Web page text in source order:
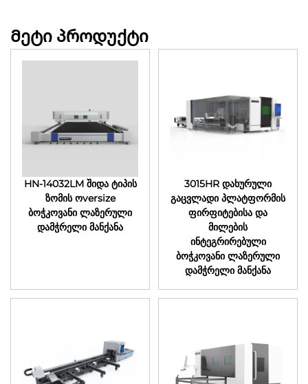
Მეტი პროდუქტი
HN-14032LM შიდა ტიპის
ზომის ოversize
ბოჭკოვანი ლაზერული
დამჭრელი მანქანა
3015HR დახურული
გაცვლადი პლატფორმის
ფირფიტებისა და
მილების
ინტეგრირებული
ბოჭკოვანი ლაზერული
დამჭრელი მანქანა